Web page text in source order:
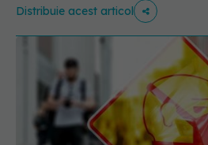
Distribuie acest articol